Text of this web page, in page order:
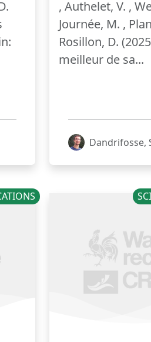
, Authelet, V. ,
Journée, M. ,
Rosillon, D.
meilleur de sa...
Dandrifosse,